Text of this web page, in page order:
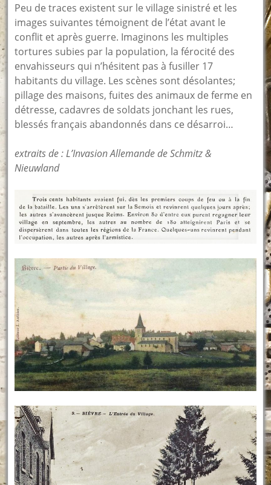
Peu de traces existent sur le village sinistré et les
images suivantes témoignent de l’état avant le
conflit et après guerre. Imaginons les multiples
tortures subies par la population, la férocité des
envahisseurs qui n’hésitent pas à fusiller 17
habitants du village. Les scènes sont désolantes;
pillage des maisons, fuites des animaux de ferme en
détresse, cadavres de soldats jonchant les rues,
blessés français abandonnés dans ce désarroi…
extraits de : L’Invasion Allemande de Schmitz &
Nieuwland